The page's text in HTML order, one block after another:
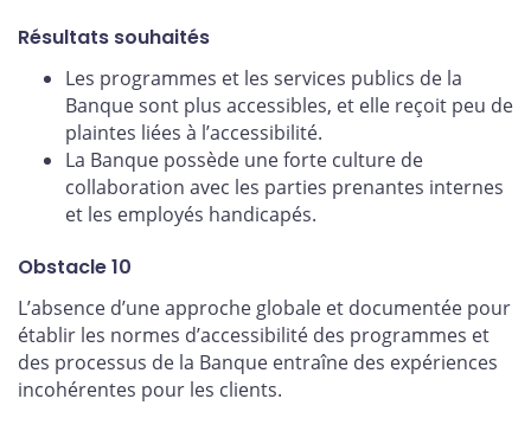
Résultats souhaités
Les programmes et les services publics de la
Banque sont plus accessibles, et elle reçoit peu de
plaintes liées à l’accessibilité.
La Banque possède une forte culture de
collaboration avec les parties prenantes internes
et les employés handicapés.
Obstacle 10
L’absence d’une approche globale et documentée pour
établir les normes d’accessibilité des programmes et
des processus de la Banque entraîne des expériences
incohérentes pour les clients.